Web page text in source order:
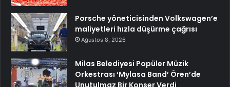
Porsche yöneticisinden Volkswagen’e
maliyetleri hızla düşürme çağrısı
Ağustos 8, 2026
Milas Belediyesi Popüler Müzik
Orkestrası ‘Mylasa Band’ Ören’de